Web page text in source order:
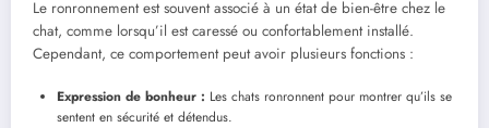
Le ronronnement est souvent associé à un état de bien-être chez le
chat, comme lorsqu’il est caressé ou confortablement installé.
Cependant, ce comportement peut avoir plusieurs fonctions :
Expression de bonheur : Les chats ronronnent pour montrer qu’ils se
sentent en sécurité et détendus.